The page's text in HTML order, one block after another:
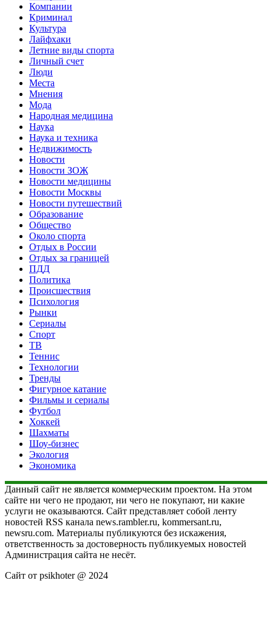
Компании
Криминал
Культура
Лайфхаки
Летние виды спорта
Личный счет
Люди
Места
Мнения
Мода
Народная медицина
Наука
Наука и техника
Недвижимость
Новости
Новости ЗОЖ
Новости медицины
Новости Москвы
Новости путешествий
Образование
Общество
Около спорта
Отдых в России
Отдых за границей
ПДД
Политика
Происшествия
Психология
Рынки
Сериалы
Спорт
ТВ
Теннис
Технологии
Тренды
Фигурное катание
Фильмы и сериалы
Футбол
Хоккей
Шахматы
Шоу-бизнес
Экология
Экономика
Данный сайт не является коммерческим проектом. На этом
сайте ни чего не продают, ни чего не покупают, ни какие
услуги не оказываются. Сайт представляет собой ленту
новостей RSS канала news.rambler.ru, kommersant.ru,
newsru.com. Материалы публикуются без искажения,
ответственность за достоверность публикуемых новостей
Администрация сайта не несёт.
Сайт от psikhoter @ 2024